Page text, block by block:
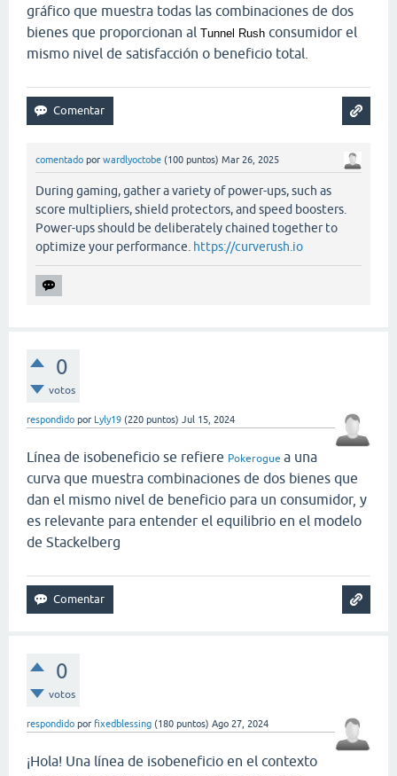
gráfico que muestra todas las combinaciones de dos
bienes que proporcionan al Tunnel Rush consumidor el
mismo nivel de satisfacción o beneficio total.
comentado por wardlyoctobe (100 puntos) Mar 26, 2025
During gaming, gather a variety of power-ups, such as
score multipliers, shield protectors, and speed boosters.
Power-ups should be deliberately chained together to
optimize your performance. https://curverush.io
0
votos
respondido por Lyly19 (220 puntos) Jul 15, 2024
Línea de isobeneficio se refiere Pokerogue a una
curva que muestra combinaciones de dos bienes que
dan el mismo nivel de beneficio para un consumidor, y
es relevante para entender el equilibrio en el modelo
de Stackelberg
0
votos
respondido por fixedblessing (180 puntos) Ago 27, 2024
¡Hola! Una línea de isobeneficio en el contexto